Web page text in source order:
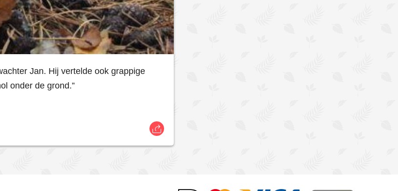
Jan. Hij vertelde ook grappige
onder de grond.”